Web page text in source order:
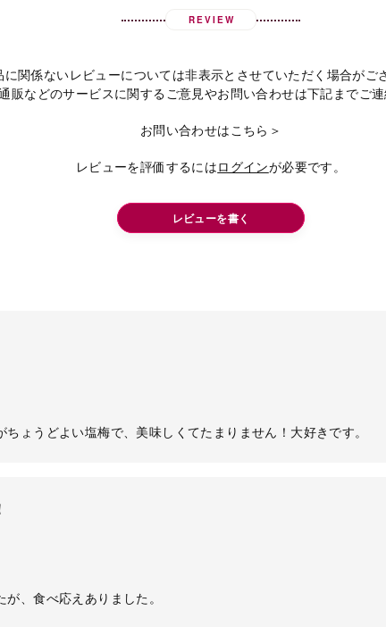
REVIEW
に関係ないレビューについては非表示とさせていただく場合がご
販などのサービスに関するご意見やお問い合わせは下記までご連
お問い合わせはこちら＞
レビューを評価するにはログインが必要です。
レビューを書く
ょうどよい塩梅で、美味しくてたまりません！大好きです。
、食べ応えありました。